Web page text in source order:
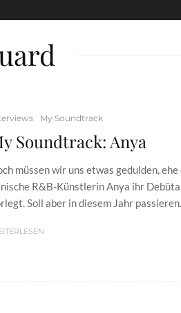
My Soundtrack
Soundtrack: Anya
müssen wir uns etwas gedulden, ehe
R&B-Künstlerin Anya ihr
Soll aber in diesem Jahr